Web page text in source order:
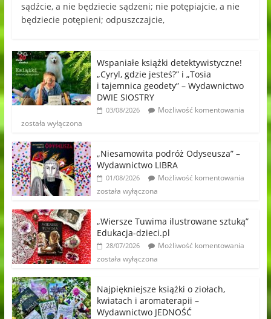
sądźcie, a nie będziecie sądzeni; nie potępiajcie, a nie
będziecie potępieni; odpuszczajcie,
Wspaniałe książki detektywistyczne!
„Cyryl, gdzie jesteś?” i „Tosia
i tajemnica geodety” – Wydawnictwo
DWIE SIOSTRY
03/08/2026
Możliwość komentowania
została wyłączona
„Niesamowita podróż Odyseusza” –
Wydawnictwo LIBRA
01/08/2026
Możliwość komentowania
została wyłączona
„Wiersze Tuwima ilustrowane sztuką”
Edukacja-dzieci.pl
28/07/2026
Możliwość komentowania
została wyłączona
Najpiękniejsze książki o ziołach,
kwiatach i aromaterapii –
Wydawnictwo JEDNOŚĆ